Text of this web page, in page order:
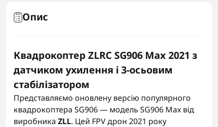
Опис
Квадрокоптер ZLRC SG906 Max 2021 з
датчиком ухилення і 3-осьовим
стабілізатором
Представляємо оновлену версію популярного
квадрокоптера SG906 — модель SG906 Max від
виробника ZLL. Цей FPV дрон 2021 року